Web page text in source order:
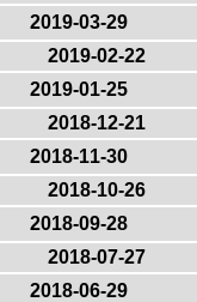
2019-03-29
2019-02-22
2019-01-25
2018-12-21
2018-11-30
2018-10-26
2018-09-28
2018-07-27
2018-06-29